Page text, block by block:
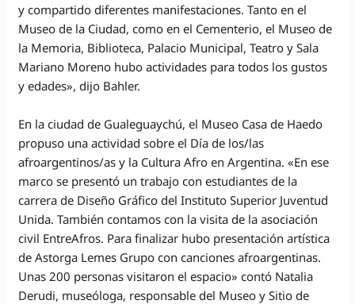
y compartido diferentes manifestaciones. Tanto en el
Museo de la Ciudad, como en el Cementerio, el Museo de
la Memoria, Biblioteca, Palacio Municipal, Teatro y Sala
Mariano Moreno hubo actividades para todos los gustos
y edades», dijo Bahler.
En la ciudad de Gualeguaychú, el Museo Casa de Haedo
propuso una actividad sobre el Día de los/las
afroargentinos/as y la Cultura Afro en Argentina. «En ese
marco se presentó un trabajo con estudiantes de la
carrera de Diseño Gráfico del Instituto Superior Juventud
Unida. También contamos con la visita de la asociación
civil EntreAfros. Para finalizar hubo presentación artística
de Astorga Lemes Grupo con canciones afroargentinas.
Unas 200 personas visitaron el espacio» contó Natalia
Derudi, museóloga, responsable del Museo y Sitio de